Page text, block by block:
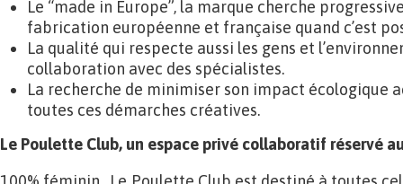
Le “made in Europe”, la marque cherche
fabrication européenne et française quand c’est
La qualité qui respecte aussi les gens et
collaboration avec des spécialistes.
La recherche de minimiser son impact écologique
toutes ces démarches créatives.
Le Poulette Club, un espace privé collaboratif réservé